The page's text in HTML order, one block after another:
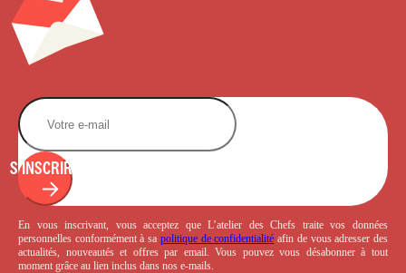
S'INSCRIRE
En vous inscrivant, vous acceptez que L’atelier des Chefs traite vos données
personnelles conformément à sa politique de confidentialité afin de vous adresser des
actualités, nouveautés et offres par email. Vous pouvez vous désabonner à tout
moment grâce au lien inclus dans nos e-mails.